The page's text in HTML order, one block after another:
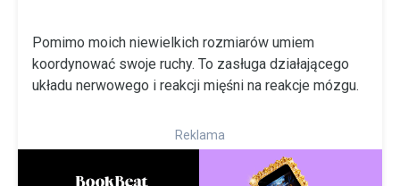
Pomimo moich niewielkich rozmiarów umiem
koordynować swoje ruchy. To zasługa działającego
układu nerwowego i reakcji mięśni na reakcje mózgu.
Reklama